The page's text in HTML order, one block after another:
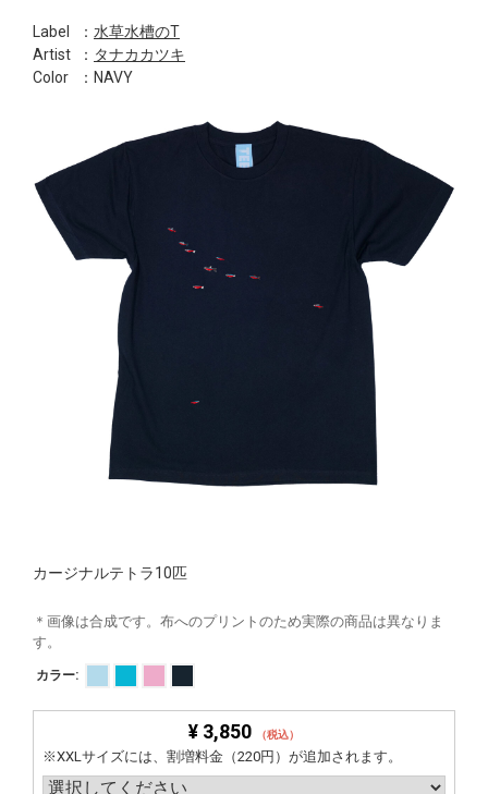
Label ： 水草水槽のT
Artist
： タナカカツキ
Color
：NAVY
カージナルテトラ10匹
＊画像は合成です。布へのプリントのため実際の商品は異なりま
す。
カラー:
¥ 3,850 （税込）
※XXLサイズには、割増料金（220円）が追加されます。